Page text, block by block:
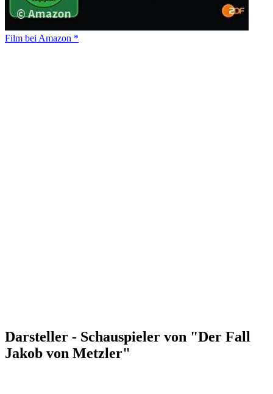
Film bei Amazon *
Darsteller - Schauspieler von "Der Fall
Jakob von Metzler"